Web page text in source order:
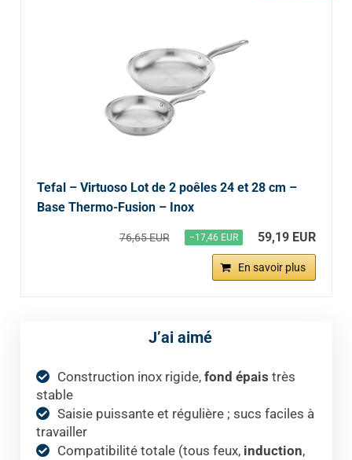
Tefal – Virtuoso Lot de 2 poêles 24 et 28 cm –
Base Thermo-Fusion – Inox
76,65 EUR −17,46 EUR 59,19 EUR
En savoir plus
J’ai aimé
Construction inox rigide, fond épais très
stable
Saisie puissante et régulière ; sucs faciles à
travailler
Compatibilité totale (tous feux, induction,